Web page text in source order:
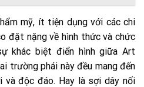
mỹ, ít tiện dụng với các chi
đặt nặng về hình thức và chức
khác biệt điển hình giữa Art
trường phái này đều mang đến
và độc đáo. Hay là sợi dây nối